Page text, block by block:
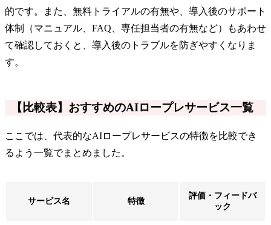
的です。また、無料トライアルの有無や、導入後のサポート
体制（マニュアル、FAQ、専任担当者の有無など）もあわせ
て確認しておくと、導入後のトラブルを防ぎやすくなりま
す。
【比較表】おすすめのAIロープレサービス一覧
ここでは、代表的なAIロープレサービスの特徴を比較でき
るよう一覧でまとめました。
サービス名 特徴
評価・フィードバ
ック